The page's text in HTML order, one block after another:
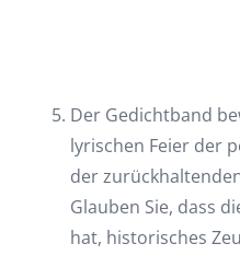
Der Gedichtband
lyrischen Feier der
der
Glauben Sie, dass
hat, historisches